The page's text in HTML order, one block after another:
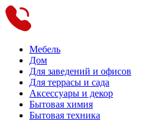
Мебель
Дом
Для заведений и офисов
Для террасы и сада
Аксессуары и декор
Бытовая химия
Бытовая техника